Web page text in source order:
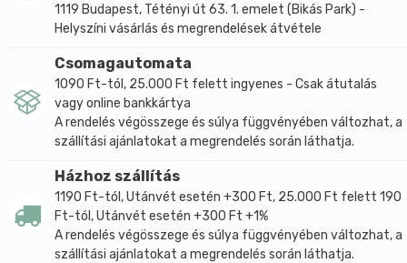
1119 Budapest, Tétényi út 63. 1. emelet (Bikás Park) -
Helyszíni vásárlás és megrendelések átvétele
Csomagautomata
1090 Ft-tól, 25.000 Ft felett ingyenes - Csak átutalás
vagy online bankkártya
A rendelés végösszege és súlya függvényében változhat, a
szállítási ajánlatokat a megrendelés során láthatja.
Házhoz szállítás
1190 Ft-tól, Utánvét esetén +300 Ft, 25.000 Ft felett 190
Ft-tól, Utánvét esetén +300 Ft +1%
A rendelés végösszege és súlya függvényében változhat, a
szállítási ajánlatokat a megrendelés során láthatja.